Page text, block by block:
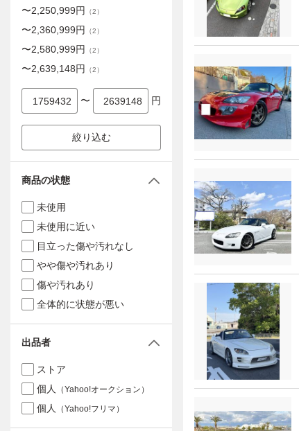
〜2,250,999円 （2）
〜2,360,999円 （2）
〜2,580,999円 （2）
〜2,639,148円 （2）
〜 円
絞り込む
商品の状態
未使用
未使用に近い
目立った傷や汚れなし
やや傷や汚れあり
傷や汚れあり
全体的に状態が悪い
出品者
ストア
個人
（Yahoo!オークション）
個人 （Yahoo!フリマ）